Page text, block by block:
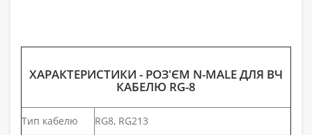
ХАРАКТЕРИСТИКИ - РОЗ'ЄМ N-MALE ДЛЯ ВЧ
КАБЕЛЮ RG-8
Тип кабелю
RG8, RG213